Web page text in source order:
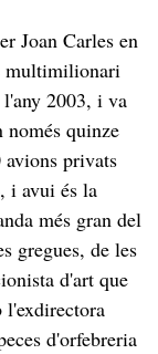
Joan Carles en
multimilionari
2003, i va
només quinze
avions privats
i avui és la
més gran del
gregues, de les
d'art que
l'exdirectora
d'orfebreria